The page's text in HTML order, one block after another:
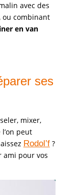
avec des
ou combinant
en van
ses
mixer,
peut
Rodol’f?
ami pour vos